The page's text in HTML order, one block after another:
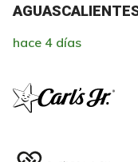
hace 4 días